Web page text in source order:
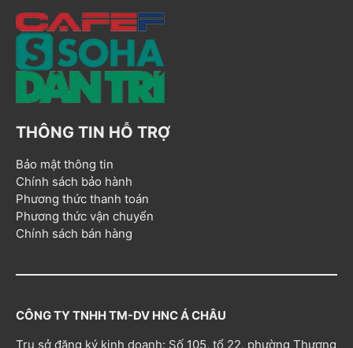
THÔNG TIN HỖ TRỢ
Bảo mật thông tin
Chính sách bảo hành
Phương thức thanh toán
Phương thức vận chuyển
Chính sách bán hàng
CÔNG TY TNHH TM-DV HNC Á CHÂU
Trụ sở đăng ký kinh doanh: Số 105, tổ 22, phường Thượng